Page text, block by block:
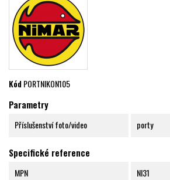
KódPORTNIKON105
Parametry
Příslušenství foto/video porty
Specifické reference
MPN NI31